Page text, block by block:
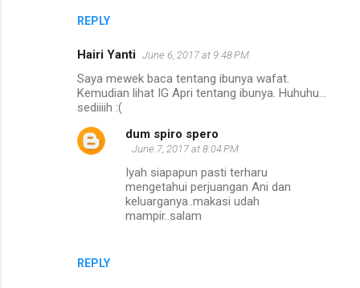
REPLY
Hairi Yanti June 6, 2017 at 9:48 PM
Saya mewek baca tentang ibunya wafat.
Kemudian lihat IG Apri tentang ibunya. Huhuhu...
sediiiih :(
REPLY
dum spiro spero
June 7, 2017 at 8:04 PM
Iyah siapapun pasti terharu
mengetahui perjuangan Ani dan
keluarganya..makasi udah
mampir..salam